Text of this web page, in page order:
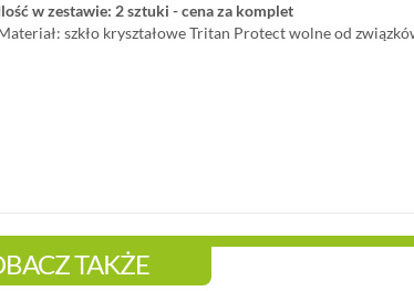
w zestawie: 2 sztuki - cena za komplet
szkło kryształowe Tritan Protect wolne od
TAKŻE